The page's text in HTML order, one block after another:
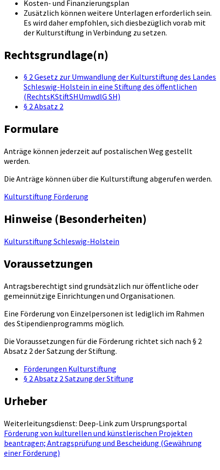
Kosten- und Finanzierungsplan
Zusätzlich können weitere Unterlagen erforderlich sein.
Es wird daher empfohlen, sich diesbezüglich vorab mit
der Kulturstiftung in Verbindung zu setzen.
Rechtsgrundlage(n)
§ 2 Gesetz zur Umwandlung der Kulturstiftung des Landes
Schleswig-Holstein in eine Stiftung des öffentlichen
(RechtsKStiftSHUmwdlG SH)
§ 2 Absatz 2
Formulare
Anträge können jederzeit auf postalischen Weg gestellt
werden.
Die Anträge können über die Kulturstiftung abgerufen werden.
Kulturstiftung Förderung
Hinweise (Besonderheiten)
Kulturstiftung Schleswig-Holstein
Voraussetzungen
Antragsberechtigt sind grundsätzlich nur öffentliche oder
gemeinnützige Einrichtungen und Organisationen.
Eine Förderung von Einzelpersonen ist lediglich im Rahmen
des Stipendienprogramms möglich.
Die Voraussetzungen für die Förderung richtet sich nach § 2
Absatz 2 der Satzung der Stiftung.
Förderungen Kulturstiftung
§ 2 Absatz 2 Satzung der Stiftung
Urheber
Weiterleitungsdienst: Deep-Link zum Ursprungsportal
Förderung von kulturellen und künstlerischen Projekten
beantragen; Antragsprüfung und Bescheidung (Gewährung
einer Förderung)